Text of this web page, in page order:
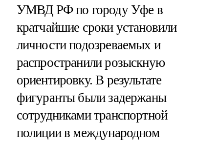
УМВД РФ по городу Уфе в
кратчайшие сроки установили
личности подозреваемых и
распространили розыскную
ориентировку. В результате
фигуранты были задержаны
сотрудниками транспортной
полиции в международном